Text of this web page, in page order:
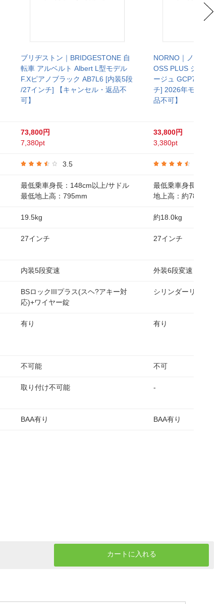
ブリヂストン｜BRIDGESTONE 自
転車 アルベルト Albert L型モデル
F.Xピアノブラック AB7L6 [内装5段
/27インチ] 【キャンセル・返品不
可】
73,800円
7,380pt
3.5
最低乗車身長：148cm以上/サドル
最低地上高：795mm
19.5kg
27インチ
内装5段変速
BSロックIIIプラス(スヘ?アキー対
応)+ワイヤー錠
有り
不可能
取り付け不可能
BAA有り
NORNO｜ノルノ 自
OSS PLUS ジオクロ
ージュ GCP76D [外
チ] 2026年モデル【
品不可】
33,800円
3,380pt
最低乗車身長：
地上高：約785mm
約18.0kg
27インチ
外装6段変速
シリンダーリング錠
有り
不可
-
BAA有り
カートに入れる